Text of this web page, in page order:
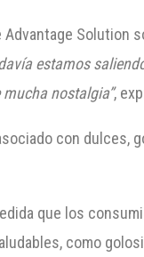
Solution
estamos
nostalgia”,
con dulces,
que los
como